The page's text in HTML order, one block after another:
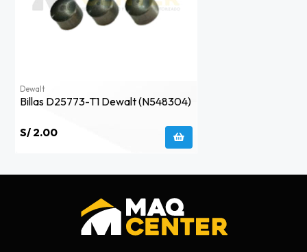
Dewalt
Billas D25773-T1 Dewalt (n548304)
S/ 2.00